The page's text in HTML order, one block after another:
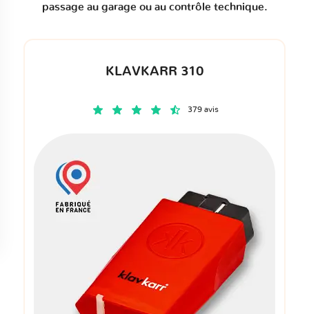
passage au garage ou au contrôle technique.
KLAVKARR 310
379 avis